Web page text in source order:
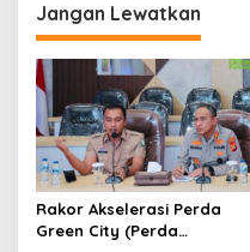
a
s
i
p
o
s
Jangan Lewatkan
Rakor Akselerasi Perda
Green City (Perda